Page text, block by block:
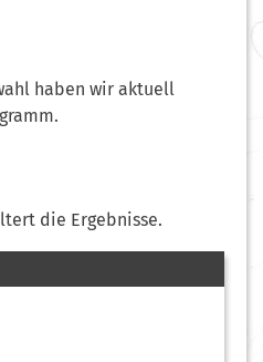
haben wir aktuell
die Ergebnisse.